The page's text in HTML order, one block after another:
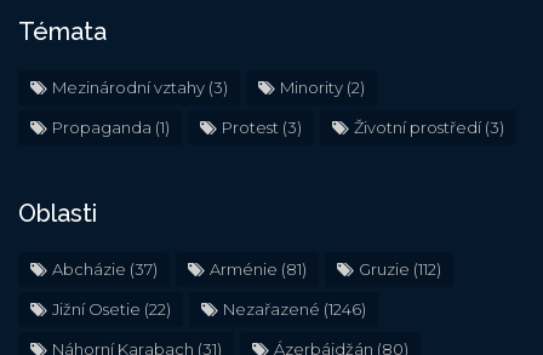
Témata
Mezinárodní vztahy (3) Minority (2)
Propaganda (1) Protest (3) Životní prostředí(3)
Oblasti
Abcházie (37) Arménie (81) Gruzie (112)
Jižní Osetie (22) Nezařazené (1246)
Náhorní Karabach (31) Ázerbájdžán (80)